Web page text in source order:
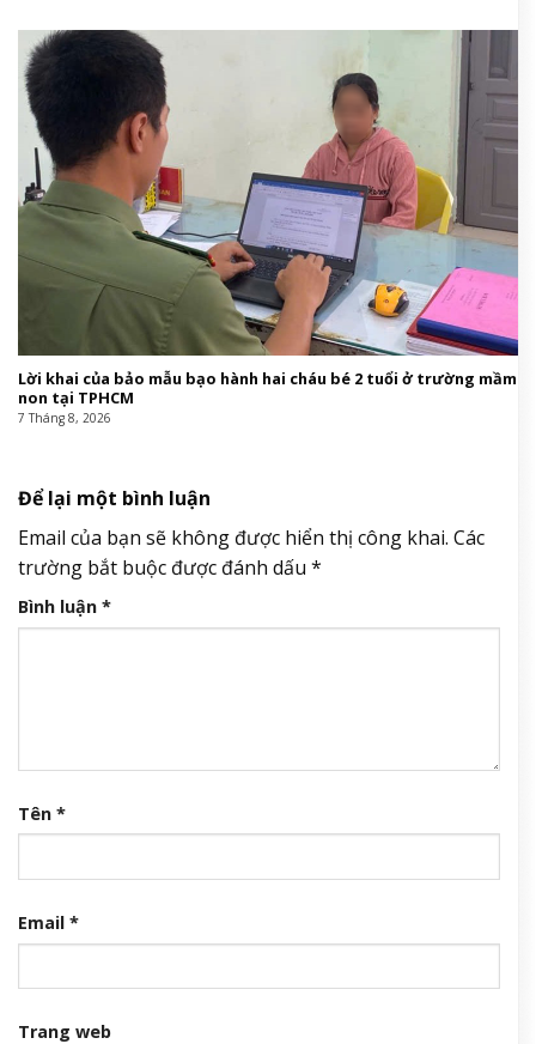
Lời khai của bảo mẫu bạo hành hai cháu bé 2 tuổi ở trường mầm
non tại TPHCM
7 Tháng 8, 2026
Để lại một bình luận
Email của bạn sẽ không được hiển thị công khai. Các
trường bắt buộc được đánh dấu *
Bình luận *
Tên *
Email *
Trang web